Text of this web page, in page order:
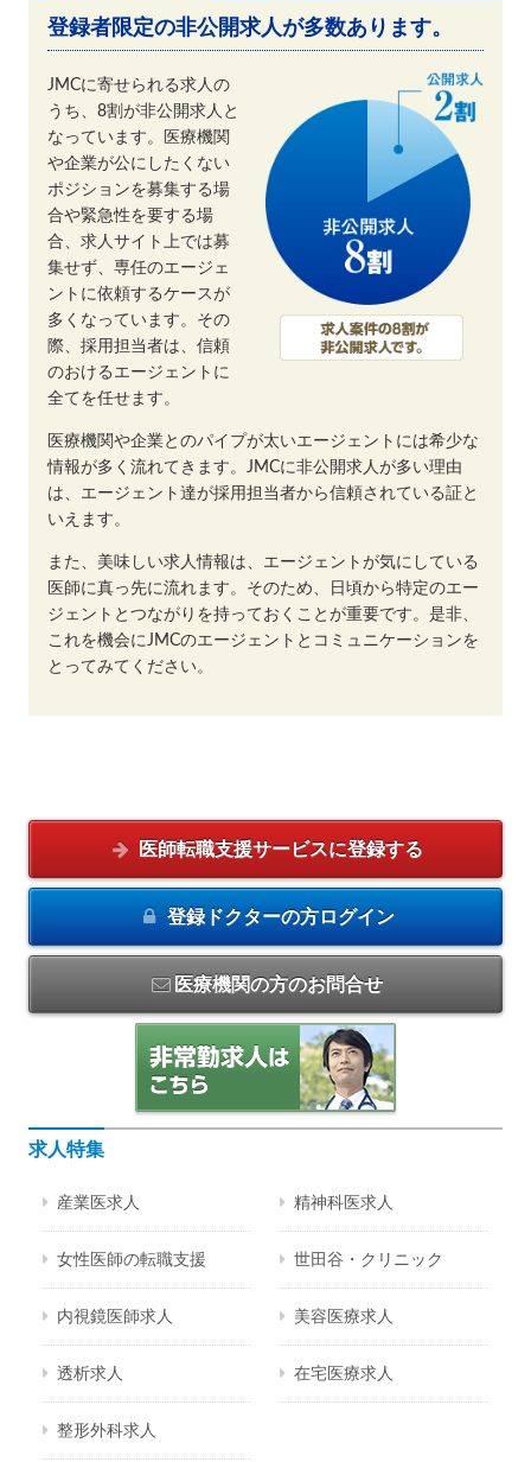
登録者限定の非公開求人が多数あります。
JMCに寄せられる求人の
うち、8割が非公開求人と
なっています。医療機関
や企業が公にしたくない
ポジションを募集する場
合や緊急性を要する場
合、求人サイト上では募
集せず、専任のエージェ
ントに依頼するケースが
多くなっています。その
際、採用担当者は、信頼
のおけるエージェントに
全てを任せます。
医療機関や企業とのパイプが太いエージェントには希少な
情報が多く流れてきます。JMCに非公開求人が多い理由
は、エージェント達が採用担当者から信頼されている証と
いえます。
また、美味しい求人情報は、エージェントが気にしている
医師に真っ先に流れます。そのため、日頃から特定のエー
ジェントとつながりを持っておくことが重要です。是非、
これを機会にJMCのエージェントとコミュニケーションを
とってみてください。
医師転職支援サービスに登録する
登録ドクターの方ログイン
医療機関の方のお問合せ
求人特集
産業医求人 精神科医求人
女性医師の転職支援 世田谷・クリニック
内視鏡医師求人 美容医療求人
透析求人 在宅医療求人
整形外科求人